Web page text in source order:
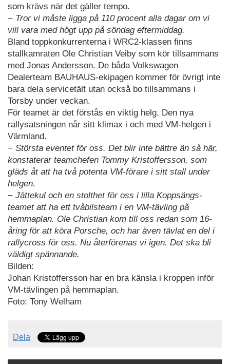
som krävs när det gäller tempo.
− Tror vi måste ligga på 110 procent alla dagar om vi
vill vara med högt upp på söndag eftermiddag.
Bland toppkonkurrenterna i WRC2-klassen finns
stallkamraten Ole Christian Veiby som kör tillsammans
med Jonas Andersson. De båda Volkswagen
Dealerteam BAUHAUS-ekipagen kommer för övrigt inte
bara dela servicetält utan också bo tillsammans i
Torsby under veckan.
För teamet är det förstås en viktig helg. Den nya
rallysatsningen når sitt klimax i och med VM-helgen i
Värmland.
− Största eventet för oss. Det blir inte bättre än så här,
konstaterar teamchefen Tommy Kristoffersson, som
gläds åt att ha två potenta VM-förare i sitt stall under
helgen.
− Jättekul och en stolthet för oss i lilla Koppsängs-
teamet att ha ett tvåbilsteam i en VM-tävling på
hemmaplan. Ole Christian kom till oss redan som 16-
åring för att köra Porsche, och har även tävlat en del i
rallycross för oss. Nu återförenas vi igen. Det ska bli
väldigt spännande.
Bilden:
Johan Kristoffersson har en bra känsla i kroppen inför
VM-tävlingen på hemmaplan.
Foto: Tony Welham
Dela